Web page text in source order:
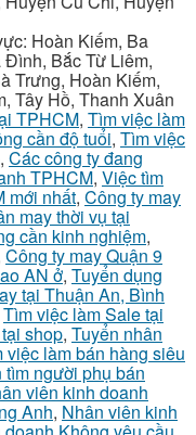
Hoàn Kiếm, Ba
Bắc Từ Liêm,
Trưng, Hoàn Kiếm,
Tây Hồ, Thanh Xuân
TPHCM, Tìm việc làm
cần độ tuổi, Tìm việc
, Các công ty đang
TPHCM, Việc tìm
mới nhất, Công ty may
may thời vụ tại
cần kinh nghiệm,
Công ty may Quận 9
AN ở, Tuyển dụng
tại Thuận An, Bình
Tìm việc làm Sale tại
shop, Tuyển nhân
việc làm bán hàng siêu
tìm người phụ bán
viên kinh doanh
Anh, Nhân viên kinh